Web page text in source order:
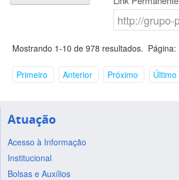
Mostrando 1-10 de 978 resultados. Página:
Primeiro Anterior Próximo Último
Atuação
Acesso à Informação
Institucional
Bolsas e Auxílios